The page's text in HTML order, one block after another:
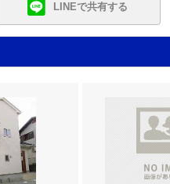
LINEで共有する